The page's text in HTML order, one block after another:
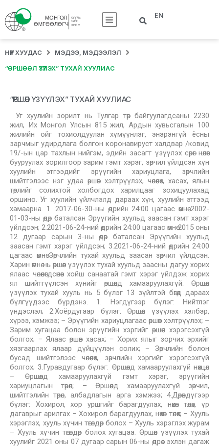
EN
НҮҮР ХУУДАС МЭДЭЭ, МЭДЭЭЛЭЛ
“ӨРШӨӨЛ ҮЗҮҮЛЭХ” ТУХАЙ ХУУЛИАС
“ӨРШӨӨЛ ҮЗҮҮЛЭХ” ТУХАЙ ХУУЛИАС
Уг хуулийн зорилт нь Тулгар төр байгуулагдсаны 2230
жил, Их Монгол Улсын 815 жил, Ардын хувьсгалын 100
жилийн ойг тохиолдуулан хүмүүнлэг, энэрэнгүй ёсны
зарчмыг удирдлага болгон коронавируст халдвар /ковид
19/-ын цар тахлын нийгэм, эдийн засагт үзүүлэх сөрөг нөлөөг
бууруулах зорилгоор зарим гэмт хэрэг, зөрчил үйлдсэн хүн
хуулийн этгээдийг эрүүгийн хариуцлага, зөрчлийн
шийтгэлээс нэг удаа өршөөн хэлтрүүлэх, чөлөөлөх, хасах, ялын
төрлийг солихтой холбогдох харилцааг зохицуулахад
оршино. Уг хуулийн үйлчлэлд дараах хүн, хуулийн этгээд
хамаарна. 1. 2017-06-30-ны өдрийн 24:00 цагаас өмнө 2002-
01-03-ны өдөр баталсан Эрүүгийн хуульд заасан гэмт хэрэг
үйлдсэн; 2.2021-06-24-ний өдрийн 24:00 цагаас өмнө 2015 оны
12 дугаар сарын 3-ны өдөр баталсан Эрүүгийн хуульд
заасан гэмт хэрэг үйлдсэн; 3.2021-06-24-ний өдрийн 24:00
цагаас өмнө Зөрчлийн тухай хуульд заасан зөрчил үйлдсэн.
Харин өмнө нь өршөөл үзүүлэх тухай хуульд заасны дагуу хорих
ялаас чөлөөлөгдсөнөөс хойш санаатай гэмт хэрэг үйлдэж хорих
ял шийтгүүлсэн хүнийг өршөөлд хамааруулахгүй. Өршөөл
үзүүлэх тухай хууль нь 5 бүлэг 13 зүйлтэй бөгөөд дараах
бүлгүүдээс бүрдэнэ. 1. Нэгдүгээр бүлэг: Нийтлэг
үндэслэл; 2.Хоёрдугаар бүлэг: Өршөөл үзүүлэх хэлбэр,
хүрээ, хэмжээ; – Эрүүгийн хариуцлагаас өршөөн хэлтрүүлэх; –
Зарим хугацаа болон эрүүгийн хэргийг өршөөн хэрэгсэхгүй
болгох; – Ялаас өршөөн хасах; – Хорих ялыг зорчих эрхийг
хязгаарлах ялаар дүйцүүлэн солих; – Зөрчлийн болон
бусад шийтгэлээс чөлөөлөх, зөрчлийн хэргийг хэрэгсэхгүй
болгох; 3.Гуравдугаар бүлэг: Өршөөлд хамааруулахгүй нөхцөл
– Өршөөлд хамааруулахгүй гэмт хэрэг, эрүүгийн
хариуцлагын төрөл; – Өршөөлд хамааруулахгүй зөрчил,
шийтгэлийн төрөл, албадлагын арга хэмжээ; 4.Дөрөвдүгээр
бүлэг: Хохирол, хор уршгийг барагдуулах, нөхөн төлөх, үр
дагаврыг арилгах – Хохирол барагдуулах, нөхөн төлөх; – Хууль
хэрэглэх, хууль хүчин төгөлдөр болох – Хууль хэрэглэх журам
– Хууль хүчин төгөлдөр болох хугацаа. Өршөөл үзүүлэх тухай
хуулийг 2021 оны 07 дугаар сарын 06-ны өдрөөс эхлэн дагаж